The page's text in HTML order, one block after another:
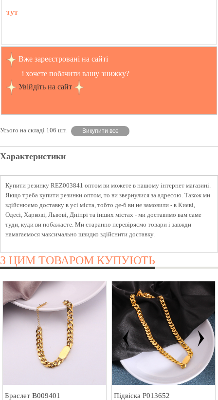
тут
Вже зареєстровані на сайті
і хочете побачити вашу знижку?
Увійдіть на сайт
Усього на складі 106 шт. Викупити все
Характеристики
Купити резинку REZ003841 оптом ви можете в нашому інтернет магазині.
Якщо треба купити резинки оптом, то ви звернулися за адресою. Також ми
здійснюємо доставку в усі міста, тобто де-б ви не замовили - в Києві,
Одесі, Харкові, Львові, Дніпрі та інших містах - ми доставимо вам саме
туди, куди ви побажаєте. Ми старанно перевіряємо товари і завжди
намагаємося максимально швидко здійснити доставку.
З ЦИМ ТОВАРОМ КУПУЮТЬ
Браслет B009401 Підвіска P013652